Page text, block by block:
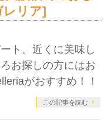
レリア]
ト。近くに美味し
お探しの方にはお
がおすすめ！！
この記事を読む